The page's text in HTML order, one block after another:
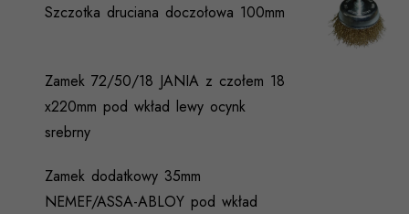
Szczotka druciana doczołowa 100mm
Zamek 72/50/18 JANIA z czołem 18
x220mm pod wkład lewy ocynk
srebrny
Zamek dodatkowy 35mm
NEMEF/ASSA-ABLOY pod wkład